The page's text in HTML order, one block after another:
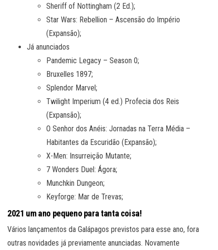
Sheriff of Nottingham (2 Ed.);
Star Wars: Rebellion – Ascensão do Império
(Expansão);
Já anunciados
Pandemic Legacy – Season 0;
Bruxelles 1897;
Splendor Marvel;
Twilight Imperium (4 ed.) Profecia dos Reis
(Expansão);
O Senhor dos Anéis: Jornadas na Terra Média –
Habitantes da Escuridão (Expansão);
X-Men: Insurreição Mutante;
7 Wonders Duel: Ágora;
Munchkin Dungeon;
Keyforge: Mar de Trevas;
2021 um ano pequeno para tanta coisa!
Vários lançamentos da Galápagos previstos para esse ano, fora
outras novidades já previamente anunciadas. Novamente